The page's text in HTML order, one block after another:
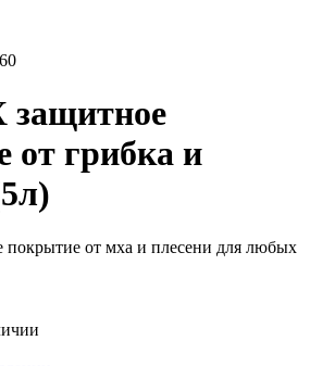
от грибка и
от мха и плесени для любых